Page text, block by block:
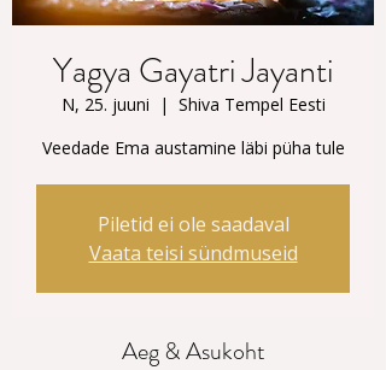
Yagya Gayatri Jayanti
N, 25. juuni
  |
Shiva Tempel Eesti
Veedade Ema austamine läbi püha tule
Piletid ei ole saadaval
Vaata teisi sündmuseid
Aeg & Asukoht